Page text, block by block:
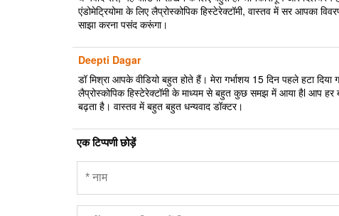
एंडोमेट्रियोमा के लिए लैप्रोस्कोपिक हिस्टेरेक्टॉमी, वास्तव में सर आपका
साझा करना पसंद करूंगा।
Deepti Dagar
डॉ मिश्रा आपके वीडियो बहुत होते हैं। मेरा गर्भाशय 15 दिन पहले हटा
लैप्रोस्कोपिक हिस्टेरेक्टॉमी के माध्यम से बहुत कुछ समझ में आया हैl आप
बढ़ता है। वास्तव में बहुत बहुत धन्यवाद डॉक्टर।
एक टिप्पणी छोड़ें